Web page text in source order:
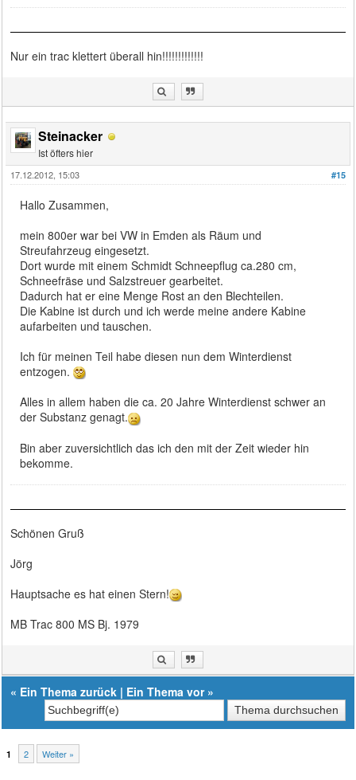
Nur ein trac klettert überall hin!!!!!!!!!!!!!
Steinacker
Ist öfters hier
#15
17.12.2012, 15:03
Hallo Zusammen,
mein 800er war bei VW in Emden als Räum und
Streufahrzeug eingesetzt.
Dort wurde mit einem Schmidt Schneepflug ca.280 cm,
Schneefräse und Salzstreuer gearbeitet.
Dadurch hat er eine Menge Rost an den Blechteilen.
Die Kabine ist durch und ich werde meine andere Kabine
aufarbeiten und tauschen.
Ich für meinen Teil habe diesen nun dem Winterdienst
entzogen.
Alles in allem haben die ca. 20 Jahre Winterdienst schwer an
der Substanz genagt.
Bin aber zuversichtlich das ich den mit der Zeit wieder hin
bekomme.
Schönen Gruß
Jörg
Hauptsache es hat einen Stern!
MB Trac 800 MS Bj. 1979
« Ein Thema zurück | Ein Thema vor»
1 2 Weiter »